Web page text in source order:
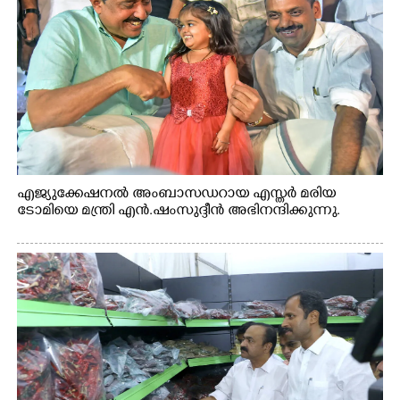
എജ്യുക്കേഷനൽ അംബാസഡറായ എസ്തർ മരിയ
ടോമിയെ മന്ത്രി എൻ.ഷംസുദ്ദീൻ അഭിനന്ദിക്കുന്നു.